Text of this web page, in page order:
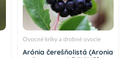
Ovocné kríky a drobné ovocie
Arónia čerešňolistá (Aronia